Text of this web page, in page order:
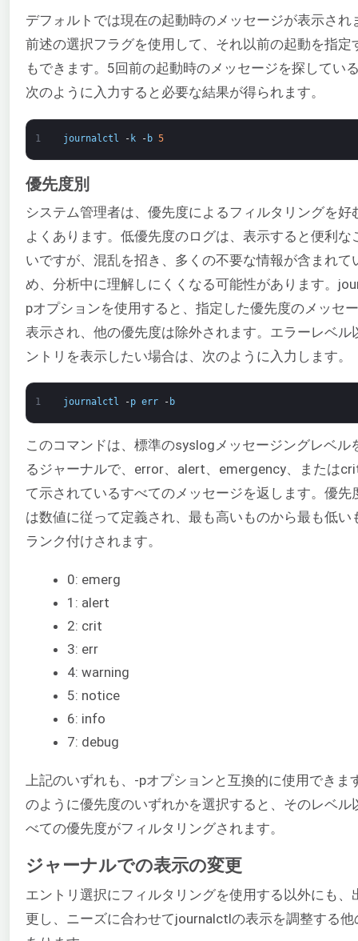
デフォルトでは現在の起動時のメッセージが表示され
前述の選択フラグを使用して、それ以前の起動を指定
もできます。5回前の起動時のメッセージを探してい
次のように入力すると必要な結果が得られます。
1 journalctl - k - b 5
優先度別
システム管理者は、優先度によるフィルタリングを好
よくあります。低優先度のログは、表示すると便利な
いですが、混乱を招き、多くの不要な情報が含まれて
め、分析中に理解しにくくなる可能性があります。
pオプションを使用すると、指定した優先度のメッセ
表示され、他の優先度は除外されます。エラーレベル
ントリを表示したい場合は、次のように入力します。
1 journalctl -p err - b
このコマンドは、標準のsyslogメッセージングレベル
るジャーナルで、error、alert、emergency、または
て示されているすべてのメッセージを返します。優先
は数値に従って定義され、最も高いものから最も低い
ランク付けされます。
0: emerg
1: alert
2: crit
3: err
4: warning
5: notice
6: info
7: debug
上記のいずれも、-pオプションと互換的に使用できま
のように優先度のいずれかを選択すると、そのレベル
べての優先度がフィルタリングされます。
ジャーナルでの表示の変更
エントリ選択にフィルタリングを使用する以外にも、
更し、ニーズに合わせてjournalctlの表示を調整する他